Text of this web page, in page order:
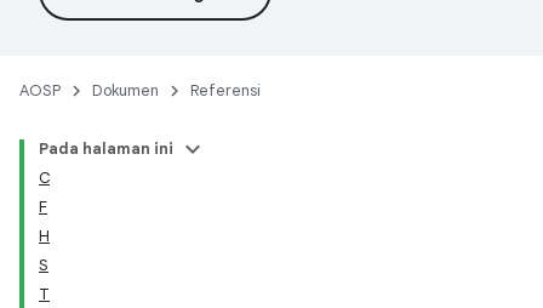
AOSP Dokumen Referensi
Pada halaman ini
C
F
H
S
T